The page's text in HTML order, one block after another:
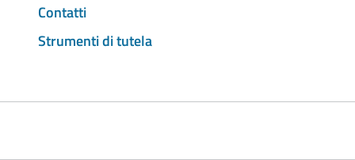
Contatti
Strumenti di tutela